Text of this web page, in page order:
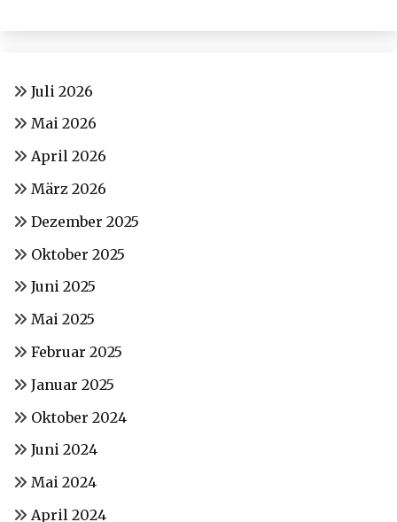
Juli 2026
Mai 2026
April 2026
März 2026
Dezember 2025
Oktober 2025
Juni 2025
Mai 2025
Februar 2025
Januar 2025
Oktober 2024
Juni 2024
Mai 2024
April 2024